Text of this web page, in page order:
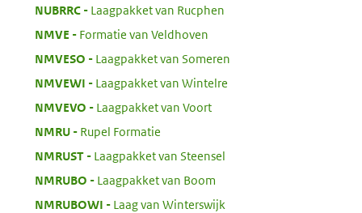
NUBRRC:
Laagpakket van Rucphen
NMVE
Formatie van Veldhoven
NMVESO
Laagpakket van Someren
NMVEWI
Laagpakket van Wintelre
NMVEVO
Laagpakket van Voort
NMRU:
Rupel Formatie
NMRUST:
Laagpakket van Steensel
NMRUBO
Laagpakket van Boom
NMRUBOWI
Laag van Winterswijk